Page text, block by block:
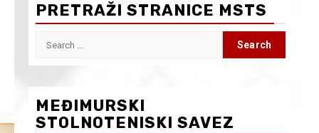
PRETRAŽI STRANICE MSTS
Search
MEĐIMURSKI
STOLNOTENISKI SAVEZ